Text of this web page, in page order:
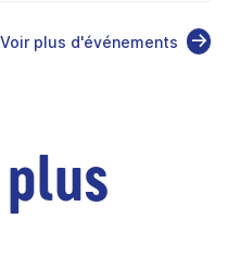
Voir plus d'événements